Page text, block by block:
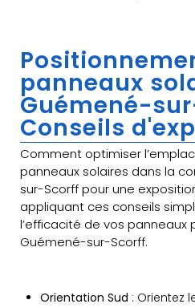
panneaux
Guémené-
Conseils
Comment optimiser
panneaux solaires dans la
sur-Scorff pour une
appliquant ces conseils
l’efficacité de vos panneaux
Guémené-sur-Scorff.
Orientation Sud : Orientez